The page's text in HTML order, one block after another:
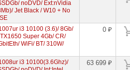
noDVD/ Ext:nVidia
Jet Black / W10 + No
i3 10100 (3.6)/ 8Gb/
Super 4Gb/ CR/
WiFi/ BT/ 310W/
0 ₽
i3 10100(3.6Ghz)/
63 699 ₽